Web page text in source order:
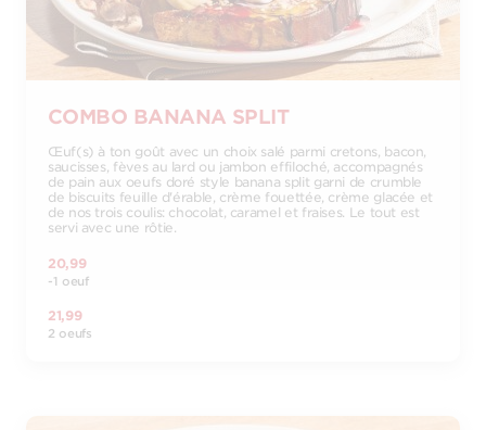
COMBO BANANA SPLIT
Œuf(s) à ton goût avec un choix salé parmi cretons, bacon,
saucisses, fèves au lard ou jambon effiloché, accompagnés
de pain aux oeufs doré style banana split garni de crumble
de biscuits feuille d'érable, crème fouettée, crème glacée et
de nos trois coulis: chocolat, caramel et fraises. Le tout est
servi avec une rôtie.
20,99
-1 oeuf
21,99
2 oeufs